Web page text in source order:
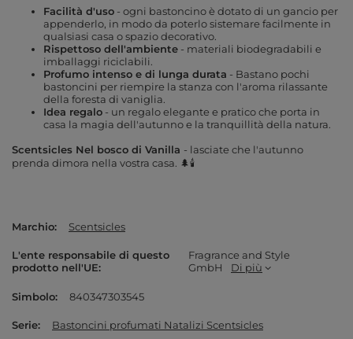
Facilità d'uso - ogni bastoncino è dotato di un gancio per
appenderlo, in modo da poterlo sistemare facilmente in
qualsiasi casa o spazio decorativo.
Rispettoso dell'ambiente - materiali biodegradabili e
imballaggi riciclabili.
Profumo intenso e di lunga durata - Bastano pochi
bastoncini per riempire la stanza con l'aroma rilassante
della foresta di vaniglia.
Idea regalo - un regalo elegante e pratico che porta in
casa la magia dell'autunno e la tranquillità della natura.
Scentsicles Nel bosco di Vanilla - lasciate che l'autunno
prenda dimora nella vostra casa. 🌲🕯️
Marchio Scentsicles
L'ente responsabile di questo
prodotto nell'UE
Fragrance and Style
GmbH
Di più
Simbolo 840347303545
Serie Bastoncini profumati Natalizi Scentsicles